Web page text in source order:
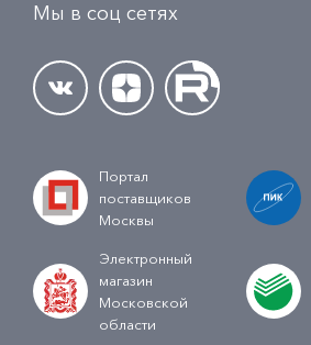
Мы в соц сетях
Портал
поставщиков
Москвы
Электронный
магазин
Московской
области